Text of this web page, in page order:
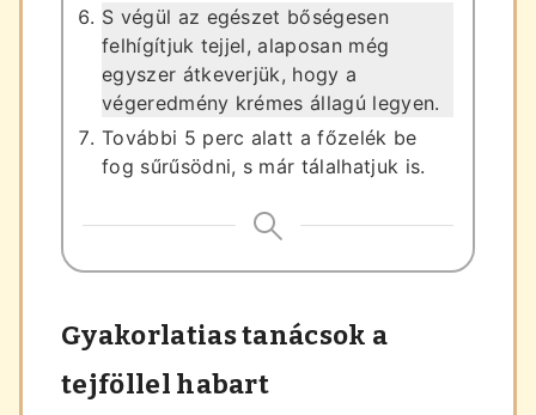
S végül az egészet bőségesen
felhígítjuk tejjel, alaposan még
egyszer átkeverjük, hogy a
végeredmény krémes állagú legyen.
További 5 perc alatt a főzelék be
fog sűrűsödni, s már tálalhatjuk is.
Gyakorlatias tanácsok a
tejföllel habart